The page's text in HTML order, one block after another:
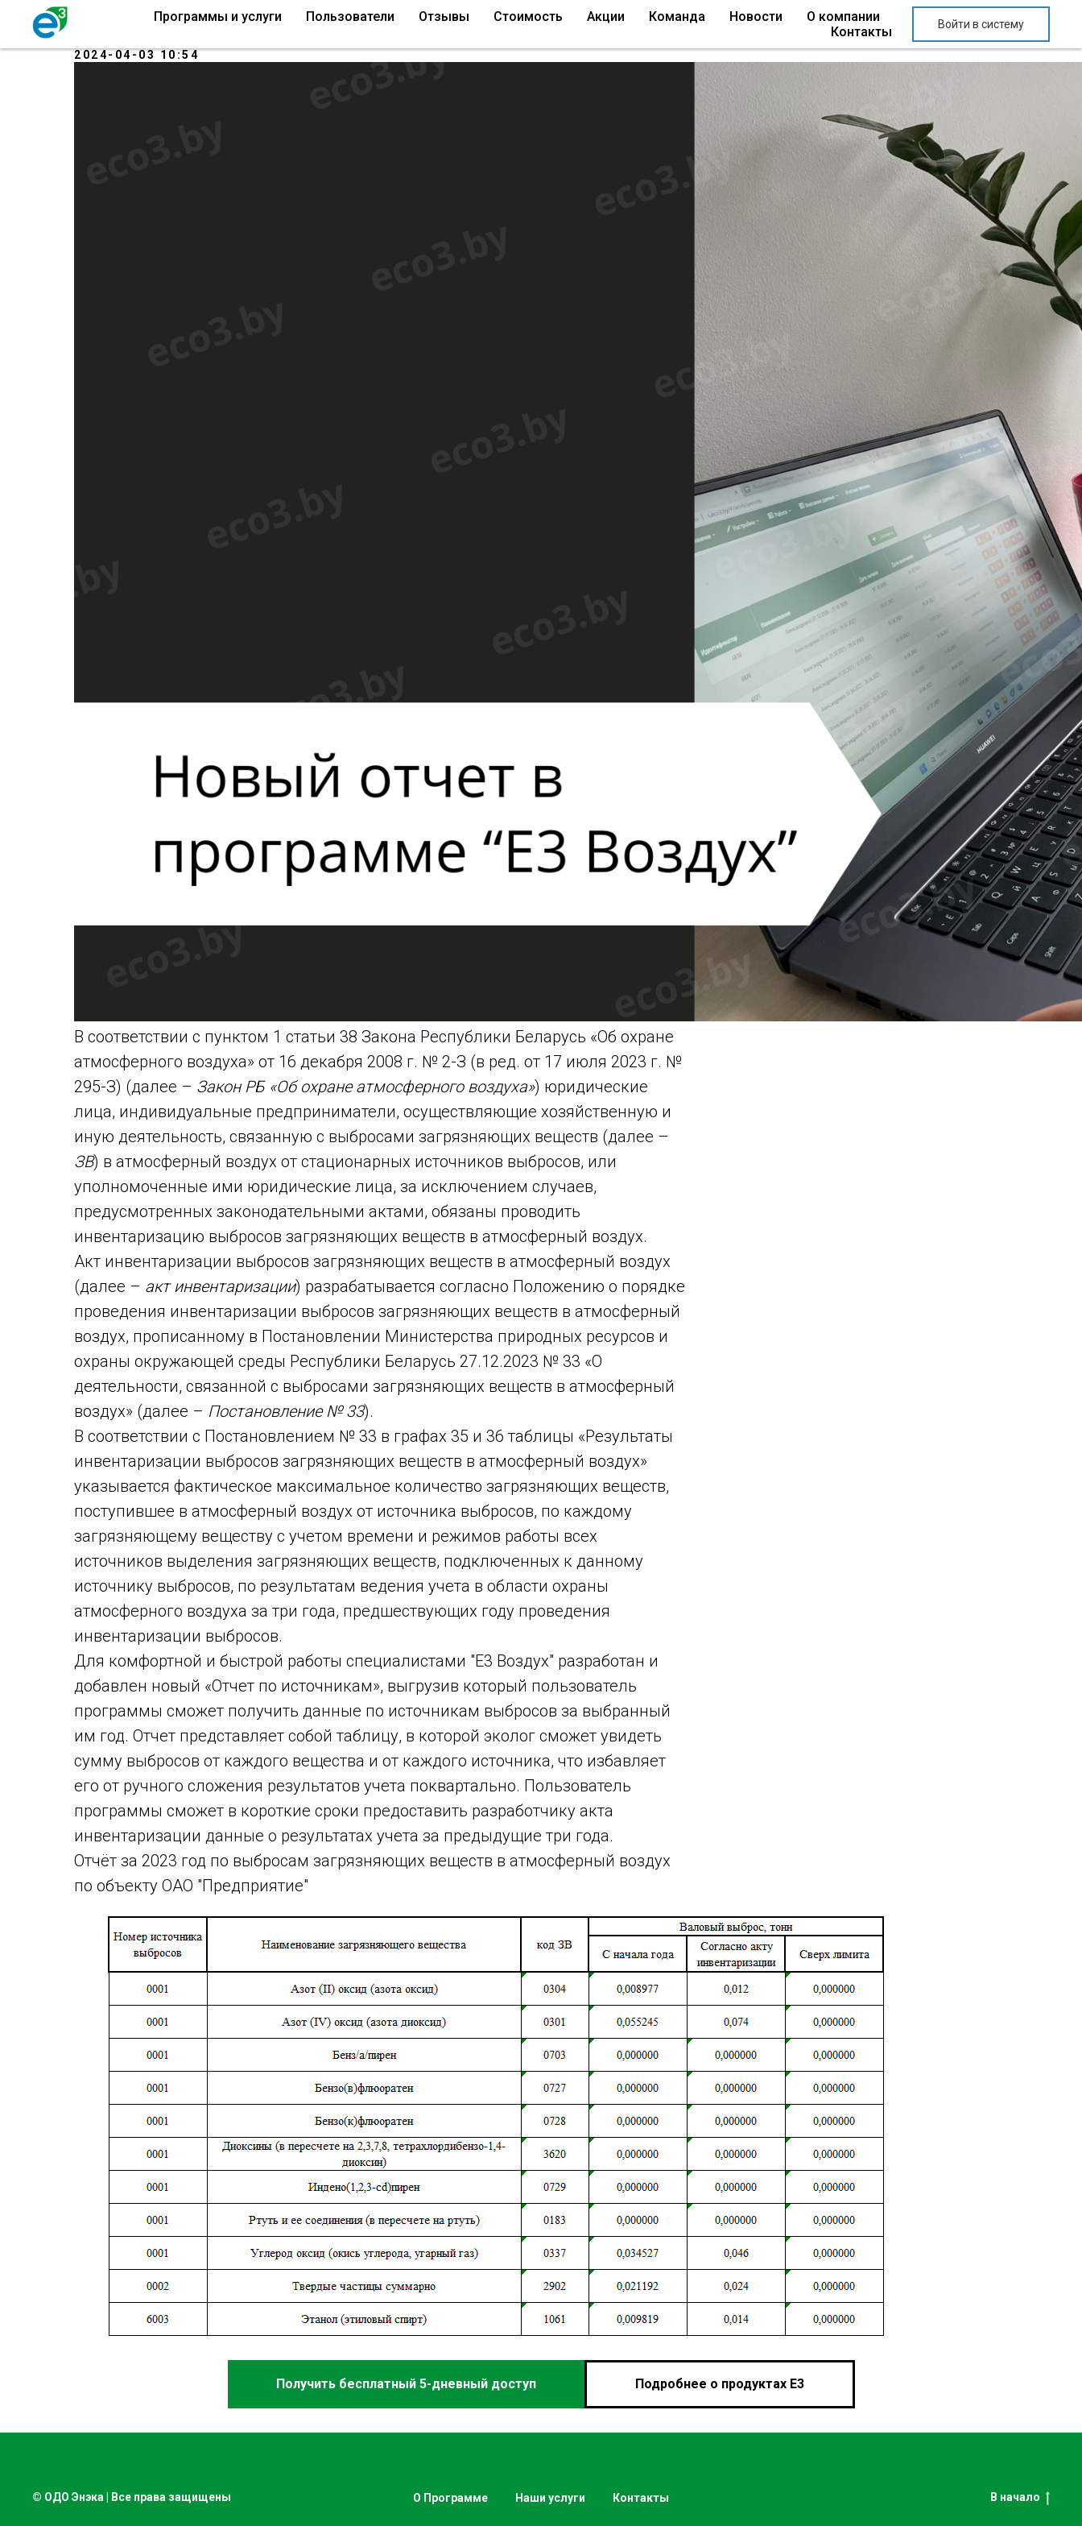
Программы и услуги Пользователи Отзывы Стоимость Акции Команда Новости
О компании
Контакты
Войти в систему
Новый отчет в программе "Е3 Воздух"
2024-04-03 10:54
В соответствии с пунктом 1 статьи 38 Закона Республики Беларусь «Об охране
атмосферного воздуха» от 16 декабря 2008 г. № 2-З (в ред. от 17 июля 2023 г. №
295-З) (далее – Закон РБ «Об охране атмосферного воздуха») юридические
лица, индивидуальные предприниматели, осуществляющие хозяйственную и
иную деятельность, связанную с выбросами загрязняющих веществ (далее –
ЗВ) в атмосферный воздух от стационарных источников выбросов, или
уполномоченные ими юридические лица, за исключением случаев,
предусмотренных законодательными актами, обязаны проводить
инвентаризацию выбросов загрязняющих веществ в атмосферный воздух.
Акт инвентаризации выбросов загрязняющих веществ в атмосферный воздух
(далее – акт инвентаризации) разрабатывается согласно Положению о порядке
проведения инвентаризации выбросов загрязняющих веществ в атмосферный
воздух, прописанному в Постановлении Министерства природных ресурсов и
охраны окружающей среды Республики Беларусь 27.12.2023 № 33 «О
деятельности, связанной с выбросами загрязняющих веществ в атмосферный
воздух» (далее – Постановление № 33).
В соответствии с Постановлением № 33 в графах 35 и 36 таблицы «Результаты
инвентаризации выбросов загрязняющих веществ в атмосферный воздух»
указывается фактическое максимальное количество загрязняющих веществ,
поступившее в атмосферный воздух от источника выбросов, по каждому
загрязняющему веществу с учетом времени и режимов работы всех
источников выделения загрязняющих веществ, подключенных к данному
источнику выбросов, по результатам ведения учета в области охраны
атмосферного воздуха за три года, предшествующих году проведения
инвентаризации выбросов.
Для комфортной и быстрой работы специалистами "Е3 Воздух" разработан и
добавлен новый «Отчет по источникам», выгрузив который пользователь
программы сможет получить данные по источникам выбросов за выбранный
им год. Отчет представляет собой таблицу, в которой эколог сможет увидеть
сумму выбросов от каждого вещества и от каждого источника, что избавляет
его от ручного сложения результатов учета поквартально. Пользователь
программы сможет в короткие сроки предоставить разработчику акта
инвентаризации данные о результатах учета за предыдущие три года.
Отчёт за 2023 год по выбросам загрязняющих веществ в атмосферный воздух
по объекту ОАО "Предприятие"
Получить бесплатный 5-дневный доступ Подробнее о продуктах Е3
© ОДО Энэка | Все права защищены О Программе Наши услуги Контакты В начало